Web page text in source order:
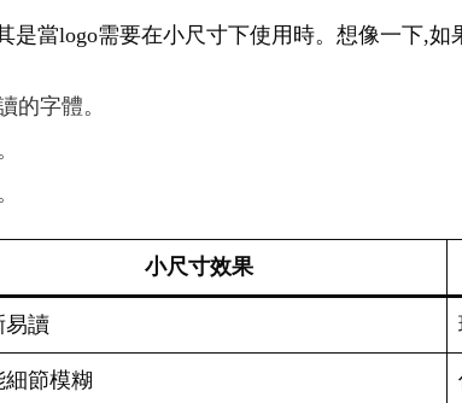
是當logo需要在小尺寸下使用時。想像一下,
的字體。
小尺寸效果
易讀
細節模糊